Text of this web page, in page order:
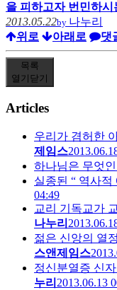
을 피하고자 번민하
2013.05.22by 나누리
위로
아래로 댓
목록
열기 닫기
Articles
우리가 겸허한
제임스
하나님은 무엇
실종된 “ 역사적
04:49
교리 기독교가
나누리
젊은 신앙의 열
스앤제임스
정신분열증 신
누리 2013.06.13